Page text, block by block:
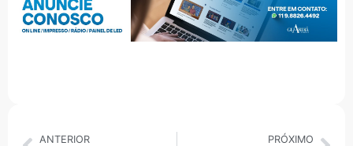
ANTERIOR PRÓXIMO